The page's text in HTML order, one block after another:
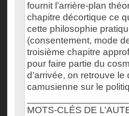
fournit l’arrière-plan
chapitre décortique ce
cette philosophie
(consentement, mode
troisième chapitre
pour faire partie du
d’arrivée, on retrouve
camusienne sur le
MOTS-CLÉS DE